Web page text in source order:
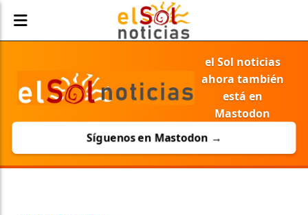
el Sol noticias
ahora también
está en
Mastodon
Síguenos en Mastodon →